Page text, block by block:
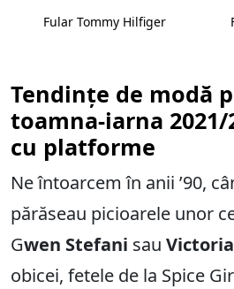
Fular Tommy Hilfiger
Tendințe de modă
toamna-iarna
cu platforme
Ne întoarcem în anii ’90,
părăseau picioarele unor
Gwen Stefani sau
obicei, fetele de la Spice